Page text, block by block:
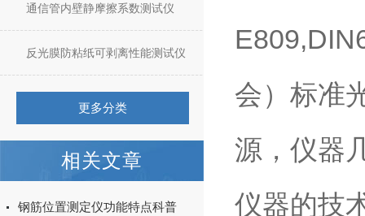
通信管内壁静摩擦系数测试仪
反光膜防粘纸可剥离性能测试仪
更多分类
相关文章
钢筋位置测定仪功能特点科普
会）标准
源，仪器
仪器的技